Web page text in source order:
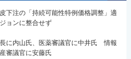
下注の「持続可能性特例価格調整」適
ョンに整合せず
に内山氏、医薬審議官に中井氏 情報
審議官に安藤氏